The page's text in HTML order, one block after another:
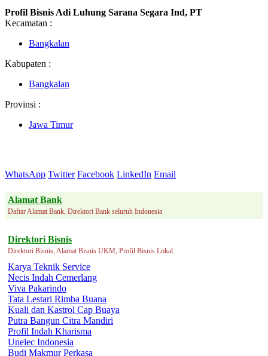
Profil Bisnis Adi Luhung Sarana Segara Ind, PT
Kecamatan :
Bangkalan
Kabupaten :
Bangkalan
Provinsi :
Jawa Timur
WhatsApp Twitter Facebook LinkedIn Email
Alamat Bank
Daftar Alamat Bank, Direktori Bank seluruh Indonesia
Direktori Bisnis
Direktori Bisnis, Alamat Bisnis UKM, Profil Bisnis Lokal.
Karya Teknik Service
Necis Indah Cemerlang
Viva Pakarindo
Tata Lestari Rimba Buana
Kuali dan Kastrol Cap Buaya
Putra Bangun Citra Mandiri
Profil Indah Kharisma
Unelec Indonesia
Budi Makmur Perkasa